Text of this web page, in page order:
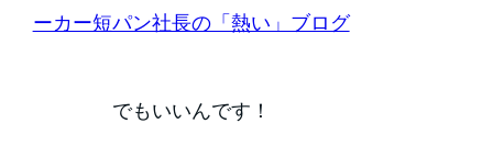
ーカー短パン社長の「熱い」ブログ
でもいいんです！